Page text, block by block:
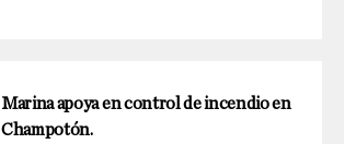
Marina apoya en control de incendio en
Champotón.